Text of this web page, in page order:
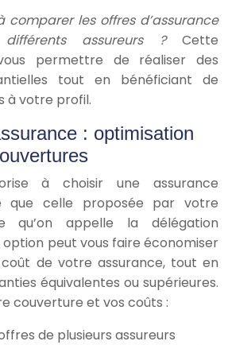
comparer les offres d’assurance
assureurs ? Cette
permettre de réaliser des
tout en bénéficiant de
à votre profil.
: optimisation
à choisir une assurance
que celle proposée par votre
qu’on appelle la délégation
option peut vous faire économiser
coût de votre assurance, tout en
équivalentes ou supérieures.
couverture et vos coûts :
de plusieurs assureurs